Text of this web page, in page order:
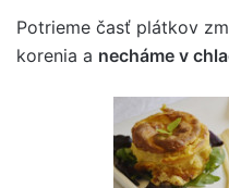
Potrieme časť plátkov
korenia a necháme v